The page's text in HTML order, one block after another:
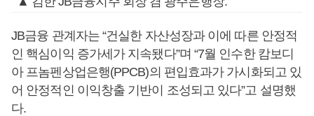
JB금융 관계자는 “건실한 자산성장과 이에 따른 안정적
인 핵심이익 증가세가 지속됐다”며 “7월 인수한 캄보디
아 프놈펜상업은행(PPCB)의 편입효과가 가시화되고 있
어 안정적인 이익창출 기반이 조성되고 있다”고 설명했
다.